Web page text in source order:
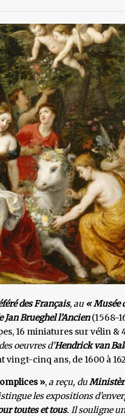
des Français,au « Musée
Jan Brueghel l’Ancien(1568-
16 miniatures sur vélin &
oeuvres d’Hendrick van
vingt-cinq ans, de 1600 à
»,a reçu, du
les expositions
toutes et tous. Il souligne